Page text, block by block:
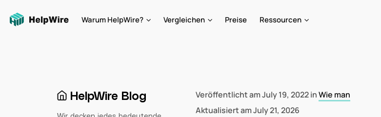
Warum HelpWire? Vergleichen Preise Ressourcen
HelpWire Blog
Aktualisiert amJuly 21, 2026
Veröffentlicht amJuly 19, 2022inWie man